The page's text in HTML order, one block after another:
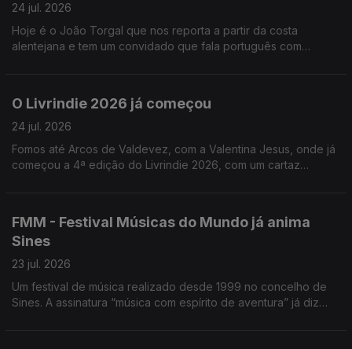
24 jul. 2026
Hoje é o João Torgal que nos reporta a partir da costa
alentejana e tem um convidado que fala português com
O Livrindie 2026 já começou
24 jul. 2026
Fomos até Arcos de Valdevez, com a Valentina Jesus, onde já
começou a 4ª edição do Livrindie 2026, com um cartaz
FMM - Festival Músicas do Mundo já anima
Sines
23 jul. 2026
Um festival de música realizado desde 1999 no concelho de
Sines. A assinatura “música com espírito de aventura” já diz